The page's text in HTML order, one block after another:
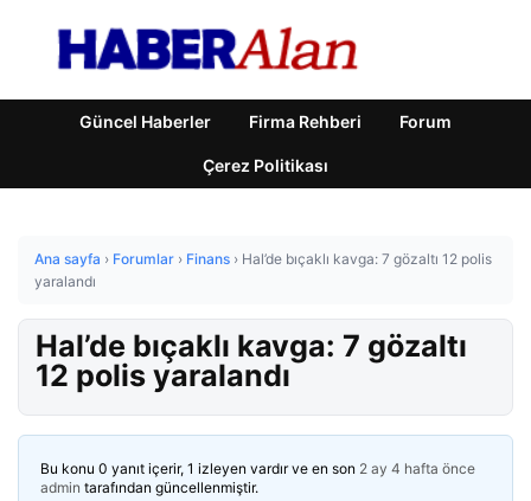
Güncel Haberler Firma Rehberi Forum
Çerez Politikası
Ana sayfa › Forumlar › Finans › Hal’de bıçaklı kavga: 7 gözaltı 12 polis
yaralandı
Hal’de bıçaklı kavga: 7 gözaltı
12 polis yaralandı
Bu konu 0 yanıt içerir, 1 izleyen vardır ve en son 2 ay 4 hafta önce
admin tarafından güncellenmiştir.